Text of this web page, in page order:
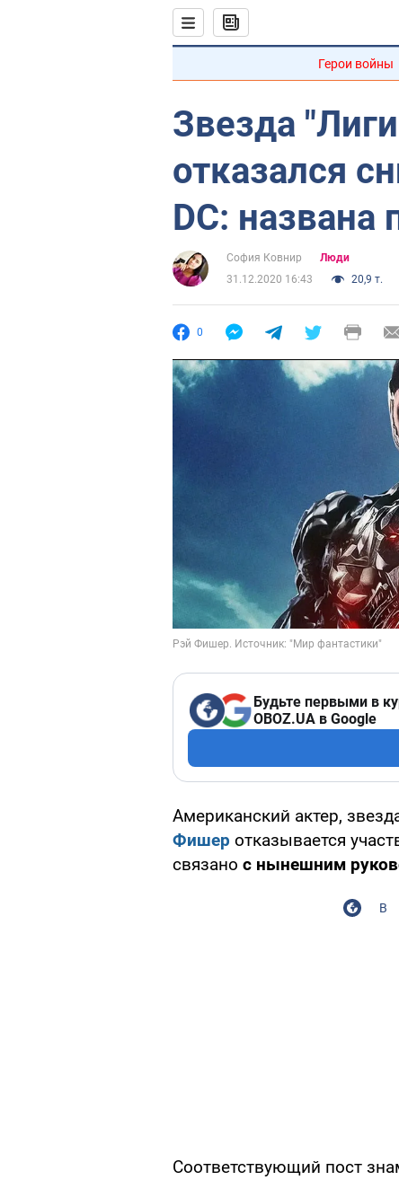
Герои войны
Звезда
отказался
DC: названа
София Ковнир
Люди
31.12.2020 16:43
20,9 т.
0
Будьте первыми в
OBOZ.UA в Google
Американский актер,
Фишер отказывается
связано с нынешним
Соответствующий пост